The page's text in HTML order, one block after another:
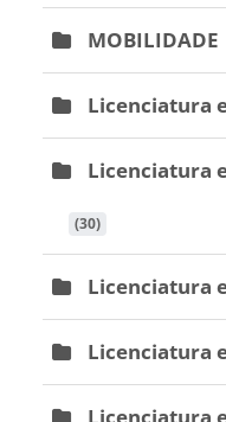
MOBILIDADE
Licenciatura
Licenciatura
(30)
Licenciatura
Licenciatura